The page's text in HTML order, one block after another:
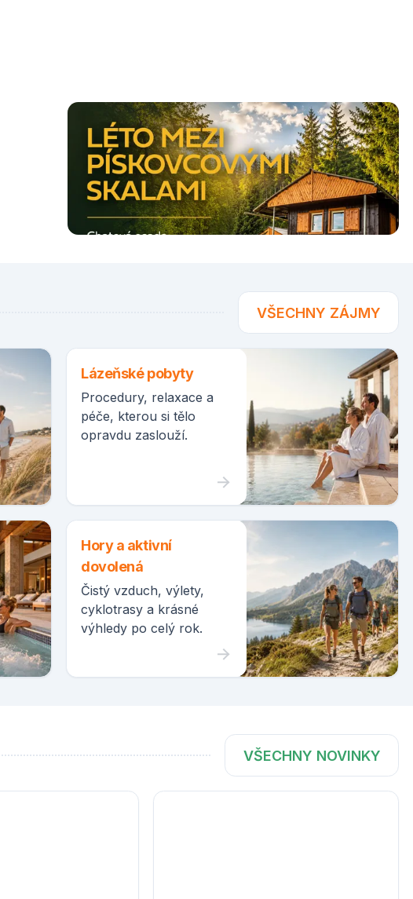
VŠECHNY ZÁJMY
Lázeňské pobyty
Procedury, relaxace a
péče, kterou si tělo
opravdu zaslouží.
Hory a aktivní
dovolená
Čistý vzduch, výlety,
cyklotrasy a krásné
výhledy po celý rok.
VŠECHNY NOVINKY